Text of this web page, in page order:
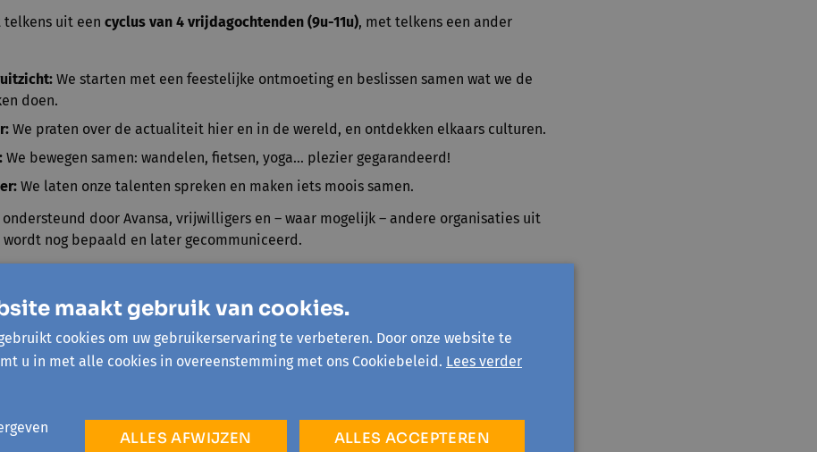
telkens uit eencyclus van 4 vrijdagochtenden (9u-11u), met telkens een ander
We starten met een feestelijke ontmoeting en beslissen samen wat we de
doen.
We praten over de actualiteit hier en in de wereld, en ontdekken elkaars culturen.
We bewegen samen: wandelen, fietsen, yoga… plezier gegarandeerd!
:We laten onze talenten spreken en maken iets moois samen.
ondersteund door Avansa, vrijwilligers en – waar mogelijk – andere organisaties uit
wordt nog bepaald en later gecommuniceerd.
30 januari 2026
Huis Ninove, Burchtstraat 46, 9400
dan taal oefenen: het isontmoeten, verbinden en samendoen. Kom erbij, leer
maakt gebruik van cookies.
cookies om uw gebruikerservaring te verbeteren. Door onze website te
u in met alle cookies in overeenstemming met ons Cookiebeleid. Lees verder
ALLES ACCEPTEREN
ALLES AFWIJZEN